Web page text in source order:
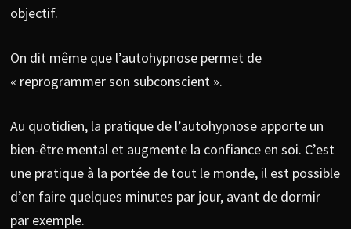
objectif.
On dit même que l’autohypnose permet de
« reprogrammer son subconscient ».
Au quotidien, la pratique de l’autohypnose apporte un
bien-être mental et augmente la confiance en soi. C’est
une pratique à la portée de tout le monde, il est possible
d’en faire quelques minutes par jour, avant de dormir
par exemple.